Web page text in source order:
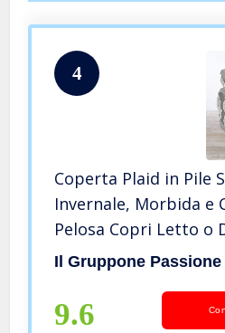
4
Coperta Plaid in Pile
Invernale, Morbida e
Pelosa Copri Letto o
Pelliccia Singola
Il Gruppone Passione
9.6